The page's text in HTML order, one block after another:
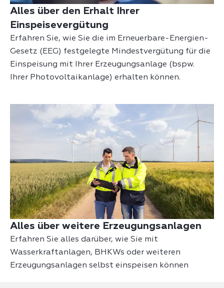
Alles über den Erhalt Ihrer
Einspeisevergütung
Erfahren Sie, wie Sie die im Erneuerbare-Energien-
Gesetz (EEG) festgelegte Mindestvergütung für die
Einspeisung mit Ihrer Erzeugungsanlage (bspw.
Ihrer Photovoltaikanlage) erhalten können.
Alles über weitere Erzeugungsanlagen
Erfahren Sie alles darüber, wie Sie mit
Wasserkraftanlagen, BHKWs oder weiteren
Erzeugungsanlagen selbst einspeisen können